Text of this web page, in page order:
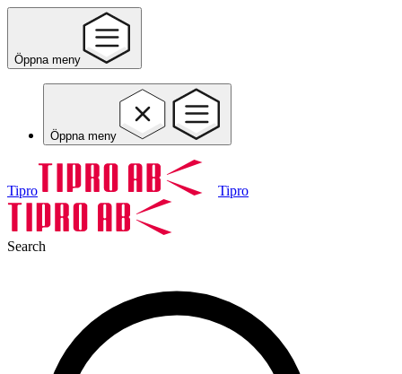
Öppna meny
Öppna meny
Tipro Tipro
Search